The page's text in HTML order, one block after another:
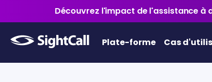
Découvrez l'impact de l'assistance à
Plate-forme Cas